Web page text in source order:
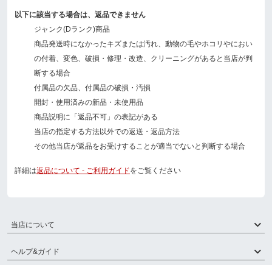
以下に該当する場合は、返品できません
ジャンク(Dランク)商品
商品発送時になかったキズまたは汚れ、動物の毛やホコリやにおい
の付着、変色、破損・修理・改造、クリーニングがあると当店が判
断する場合
付属品の欠品、付属品の破損・汚損
開封・使用済みの新品・未使用品
商品説明に「返品不可」の表記がある
当店の指定する方法以外での返送・返品方法
その他当店が返品をお受けすることが適当でないと判断する場合
詳細は返品について - ご利用ガイドをご覧ください
当店について
ヘルプ&ガイド